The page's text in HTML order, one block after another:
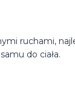
ruchami,
do ciała.